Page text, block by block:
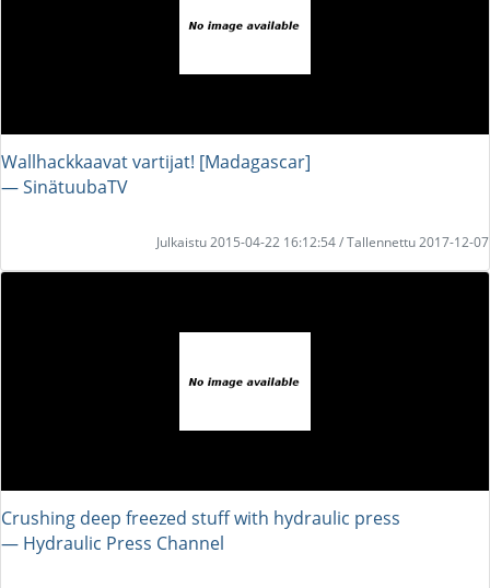
Wallhackkaavat vartijat! [Madagascar]
― SinätuubaTV
Julkaistu 2015-04-22 16:12:54 / Tallennettu 2017-12-07
Crushing deep freezed stuff with hydraulic press
― Hydraulic Press Channel